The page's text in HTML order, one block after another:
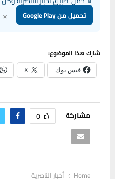
تحميل من Google Play ×
شارك هذا الموضوع:
فيس بوك X
مشاركة 0
Home
أخبار الناصرية